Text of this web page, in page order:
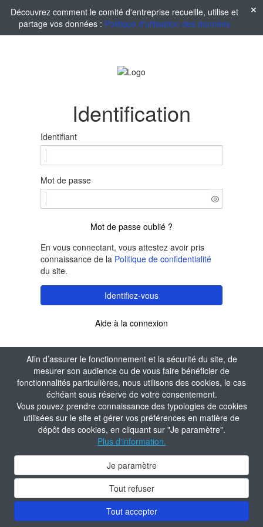
Afin d’assurer le fonctionnement et la sécurité du site, de
mesurer son audience ou de vous faire bénéficier de
fonctionnalités particulières, nous utilisons des cookies, le cas
échéant sous réserve de votre consentement.
Vous pouvez prendre connaissance des typologies de cookies
utilisées sur le site et gérer vos préférences en matière de
dépôt des cookies, en cliquant sur "Je paramètre".
Plus d'information.
Je paramètre
Tout refuser
Tout accepter
Découvrez comment le comité d'entreprise recueille, utilise et
partage vos données : Politique d'utilisation des données
Identification
Identifiant
Mot de passe
Mot de passe oublié ?
En vous connectant, vous attestez avoir pris
connaissance de la Politique de confidentialité
du site.
Identifiez-vous
Aide à la connexion